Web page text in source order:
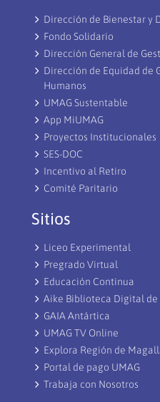
Dirección de Bienestar y
Fondo Solidario
Dirección General de
Dirección de Equidad de
Humanos
UMAG Sustentable
App MiUMAG
Proyectos Institucionales
SES-DOC
Incentivo al Retiro
Comité Paritario
Sitios
Liceo Experimental
Pregrado Virtual
Educación Continua
Aike Biblioteca Digital de
GAIA Antártica
UMAG TV Online
Explora Región de
Portal de pago UMAG
Trabaja con Nosotros